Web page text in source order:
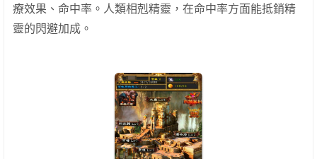
療效果、命中率。人類相剋精靈，在命中率方面能抵銷精
靈的閃避加成。